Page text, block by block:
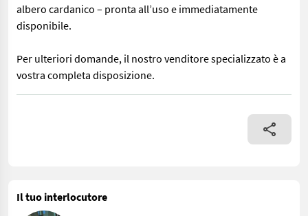
albero cardanico – pronta all’uso e immediatamente
disponibile.
Per ulteriori domande, il nostro venditore specializzato è a
vostra completa disposizione.
Fienagione rotante Pöttinger Hit 47 N con ripiegamento
Il tuo interlocutore